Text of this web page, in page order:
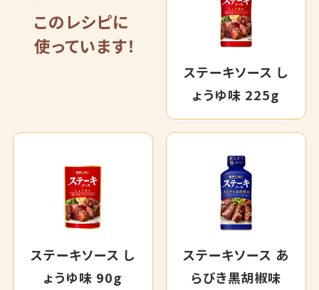
このレシピに
使っています！
ステーキソース し
ょうゆ味 225g
ステーキソース し
ょうゆ味 90g
ステーキソース あ
らびき黒胡椒味